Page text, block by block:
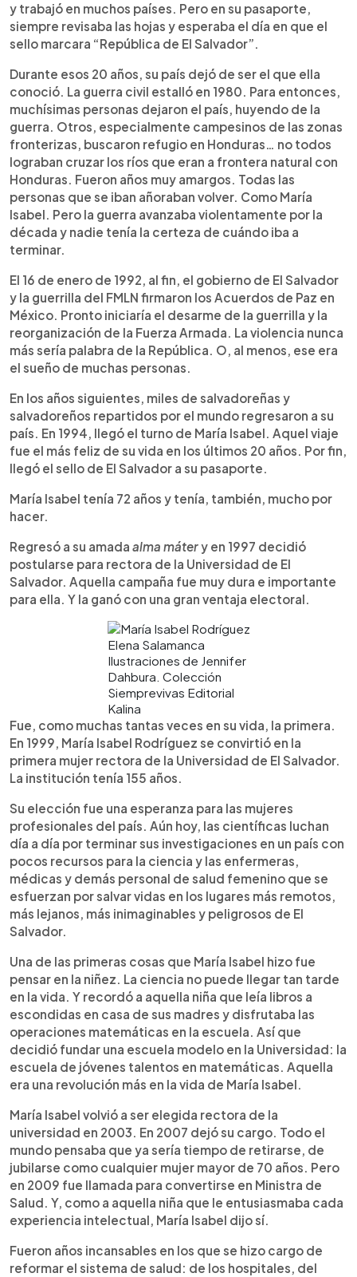
y trabajó en muchos países. Pero en su pasaporte,
siempre revisaba las hojas y esperaba el día en que el
sello marcara “República de El Salvador”.
Durante esos 20 años, su país dejó de ser el que ella
conoció. La guerra civil estalló en 1980. Para entonces,
muchísimas personas dejaron el país, huyendo de la
guerra. Otros, especialmente campesinos de las zonas
fronterizas, buscaron refugio en Honduras… no todos
lograban cruzar los ríos que eran a frontera natural con
Honduras. Fueron años muy amargos. Todas las
personas que se iban añoraban volver. Como María
Isabel. Pero la guerra avanzaba violentamente por la
década y nadie tenía la certeza de cuándo iba a
terminar.
El 16 de enero de 1992, al fin, el gobierno de El Salvador
y la guerrilla del FMLN firmaron los Acuerdos de Paz en
México. Pronto iniciaría el desarme de la guerrilla y la
reorganización de la Fuerza Armada. La violencia nunca
más sería palabra de la República. O, al menos, ese era
el sueño de muchas personas.
En los años siguientes, miles de salvadoreñas y
salvadoreños repartidos por el mundo regresaron a su
país. En 1994, llegó el turno de María Isabel. Aquel viaje
fue el más feliz de su vida en los últimos 20 años. Por fin,
llegó el sello de El Salvador a su pasaporte.
María Isabel tenía 72 años y tenía, también, mucho por
hacer.
Regresó a su amada alma mátery en 1997 decidió
postularse para rectora de la Universidad de El
Salvador. Aquella campaña fue muy dura e importante
para ella. Y la ganó con una gran ventaja electoral.
Elena Salamanca
Ilustraciones de Jennifer
Dahbura. Colección
Siemprevivas Editorial
Kalina
Fue, como muchas tantas veces en su vida, la primera.
En 1999, María Isabel Rodríguez se convirtió en la
primera mujer rectora de la Universidad de El Salvador.
La institución tenía 155 años.
Su elección fue una esperanza para las mujeres
profesionales del país. Aún hoy, las científicas luchan
día a día por terminar sus investigaciones en un país con
pocos recursos para la ciencia y las enfermeras,
médicas y demás personal de salud femenino que se
esfuerzan por salvar vidas en los lugares más remotos,
más lejanos, más inimaginables y peligrosos de El
Salvador.
Una de las primeras cosas que María Isabel hizo fue
pensar en la niñez. La ciencia no puede llegar tan tarde
en la vida. Y recordó a aquella niña que leía libros a
escondidas en casa de sus madres y disfrutaba las
operaciones matemáticas en la escuela. Así que
decidió fundar una escuela modelo en la Universidad: la
escuela de jóvenes talentos en matemáticas. Aquella
era una revolución más en la vida de María Isabel.
María Isabel volvió a ser elegida rectora de la
universidad en 2003. En 2007 dejó su cargo. Todo el
mundo pensaba que ya sería tiempo de retirarse, de
jubilarse como cualquier mujer mayor de 70 años. Pero
en 2009 fue llamada para convertirse en Ministra de
Salud. Y, como a aquella niña que le entusiasmaba cada
experiencia intelectual, María Isabel dijo sí.
Fueron años incansables en los que se hizo cargo de
reformar el sistema de salud: de los hospitales, del